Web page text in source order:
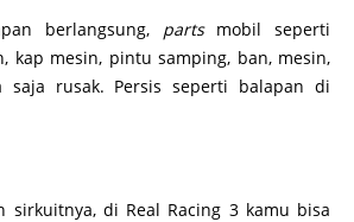
berlangsung, partsmobil seperti
kap mesin, pintu samping, ban, mesin,
saja rusak. Persis seperti balapan di
sirkuitnya, di Real Racing 3 kamu bisa